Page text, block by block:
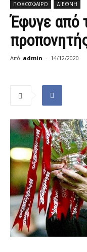
ΠΟΔΟΣΦΑΙΡΟ ΔΙΕΘΝΗ
Έφυγε από
Από admin - 14/12/2020